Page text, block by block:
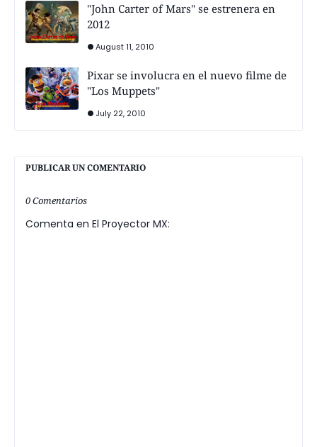
"John Carter of Mars" se estrenera en
2012
August 11, 2010
Pixar se involucra en el nuevo filme de
"Los Muppets"
July 22, 2010
PUBLICAR UN COMENTARIO
0 Comentarios
Comenta en El Proyector MX: